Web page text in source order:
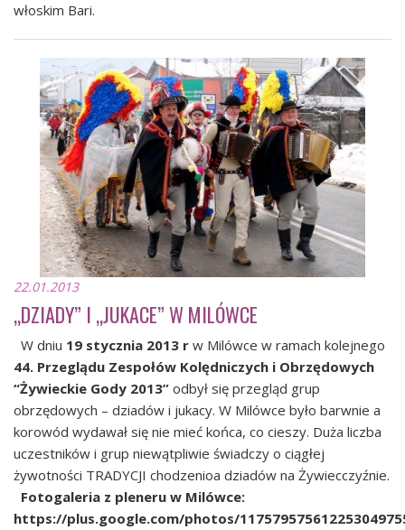
włoskim Bari.
22.01.2013
„DZIADY” I „JUKACE” W MILÓWCE
W dniu 19 stycznia 2013 r w Milówce w ramach kolejnego
44. Przeglądu Zespołów Kolędniczych i Obrzędowych
“Żywieckie Gody 2013” odbył się przegląd grup
obrzędowych – dziadów i jukacy. W Milówce było barwnie a
korowód wydawał się nie mieć końca, co cieszy. Duża liczba
uczestników i grup niewątpliwie świadczy o ciągłej
żywotności TRADYCJI chodzenioa dziadów na Żywiecczyźnie.
Fotogaleria z pleneru w Milówce:
https://plus.google.com/photos/